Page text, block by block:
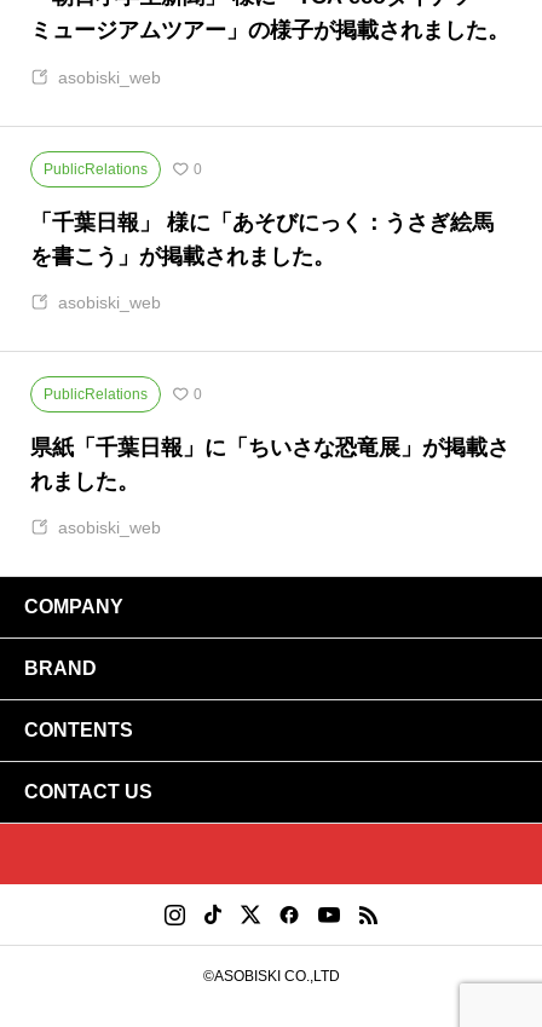
ミュージアムツアー」の様子が掲載されました。
asobiski_web
PublicRelations 0
​​「千葉日報」 様に「あそびにっく：うさぎ絵馬
を書こう」が掲載されました。
asobiski_web
PublicRelations 0
​県紙「千葉日報」に「ちいさな恐竜展」が掲載さ
れました。
asobiski_web
COMPANY
ABOUT US｜アソビスキーとは
MEDIA｜メディア掲載
BRAND
あそびにっく
CONTENTS
トレジャーハンター・化石鉱石発掘体験！
​アップサイクル ワークショップ
CONTACT US
求人情報
取材に関するお問い合わせ©️ASOBISKI CO.,LTD